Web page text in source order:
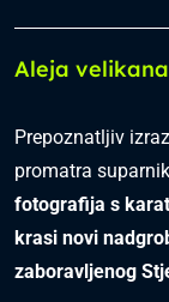
Aleja velikana
Prepoznatljiv
promatra
fotografija s
krasi novi
zaboravljenog